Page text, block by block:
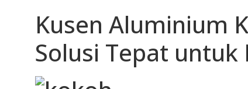
Kusen Aluminium
Solusi Tepat untuk